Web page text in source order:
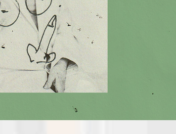
HITTA HIT
PRESS
ARBETA PÅ RIVAL